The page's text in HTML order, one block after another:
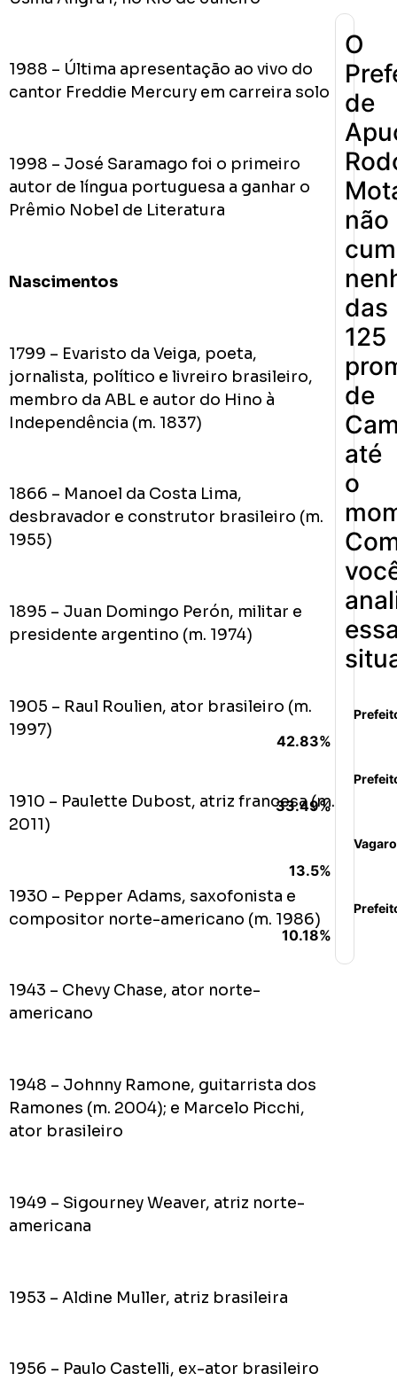
1988 – Última apresentação ao vivo do
cantor Freddie Mercury em carreira solo
1998 – José Saramago foi o primeiro
autor de língua portuguesa a ganhar o
Prêmio Nobel de Literatura
Nascimentos
1799 – Evaristo da Veiga, poeta,
jornalista, político e livreiro brasileiro,
membro da ABL e autor do Hino à
Independência (m. 1837)
1866 – Manoel da Costa Lima,
desbravador e construtor brasileiro (m.
1955)
1895 – Juan Domingo Perón, militar e
presidente argentino (m. 1974)
1905 – Raul Roulien, ator brasileiro (m.
1997)
1910 – Paulette Dubost, atriz francesa (m.
2011)
1930 – Pepper Adams, saxofonista e
compositor norte-americano (m. 1986)
1943 – Chevy Chase, ator norte-
americano
1948 – Johnny Ramone, guitarrista dos
Ramones (m. 2004); e Marcelo Picchi,
ator brasileiro
1949 – Sigourney Weaver, atriz norte-
americana
1953 – Aldine Muller, atriz brasileira
1956 – Paulo Castelli, ex-ator brasileiro
O
de
não
das
125
de
até
o
42.83%
33.49%
13.5%
10.18%